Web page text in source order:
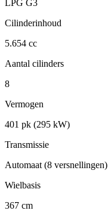
LPG G3
Cilinderinhoud
5.654 cc
Aantal cilinders
8
Vermogen
401 pk (295 kW)
Transmissie
Automaat (8 versnellingen)
Wielbasis
367 cm